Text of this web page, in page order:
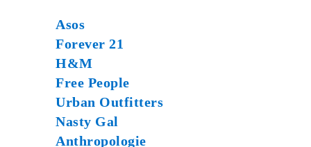
Asos
Forever 21
H&M
Free People
Urban Outfitters
Nasty Gal
Anthropologie